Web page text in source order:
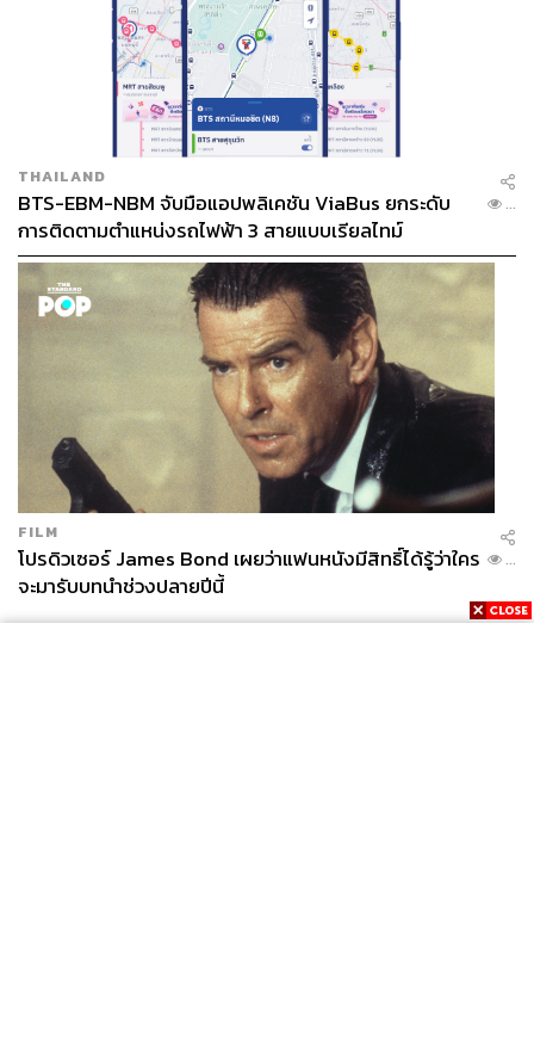
THAILAND
BTS-EBM-NBM จับมือแอปพลิเคชัน ViaBus ยกระดับ
การติดตามตำแหน่งรถไฟฟ้า 3 สายแบบเรียลไทม์
...
FILM
โปรดิวเซอร์ James Bond เผยว่าแฟนหนังมีสิทธิ์ได้รู้ว่าใคร
จะมารับบทนำช่วงปลายปีนี้
...